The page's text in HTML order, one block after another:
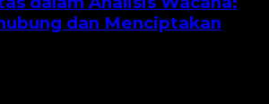
dan Menciptakan